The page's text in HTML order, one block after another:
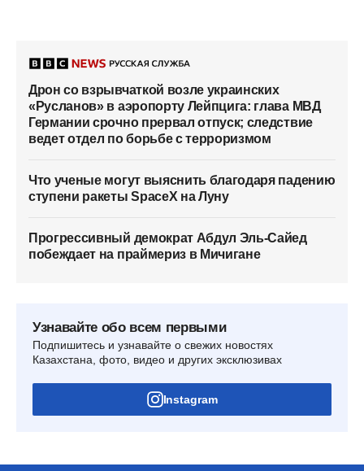
Дрон со взрывчаткой возле украинских
«Русланов» в аэропорту Лейпцига: глава МВД
Германии срочно прервал отпуск; следствие
ведет отдел по борьбе с терроризмом
Что ученые могут выяснить благодаря падению
ступени ракеты SpaceX на Луну
Прогрессивный демократ Абдул Эль-Сайед
побеждает на праймериз в Мичигане
Узнавайте обо всем первыми
Подпишитесь и узнавайте о свежих новостях
Казахстана, фото, видео и других эксклюзивах
Instagram